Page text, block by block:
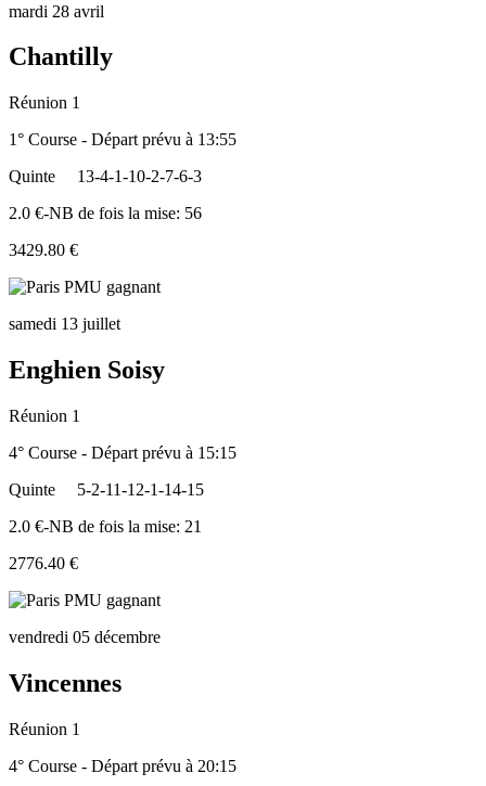
mardi 28 avril
Chantilly
Réunion 1
1° Course - Départ prévu à 13:55
Quinte
13-4-1-10-2-7-6-3
2.0 €-NB de fois la mise: 56
3429.80 €
samedi 13 juillet
Enghien Soisy
Réunion 1
4° Course - Départ prévu à 15:15
Quinte
5-2-11-12-1-14-15
2.0 €-NB de fois la mise: 21
2776.40 €
vendredi 05 décembre
Vincennes
Réunion 1
4° Course - Départ prévu à 20:15